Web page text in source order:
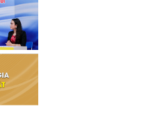
Bộ Nội vụ nhân dịp kỷ
Bộ Nội vụ, Ngày truyền
(28/8/1945-28/8/2023)
câu hỏi và gợi ý trả lời Hội